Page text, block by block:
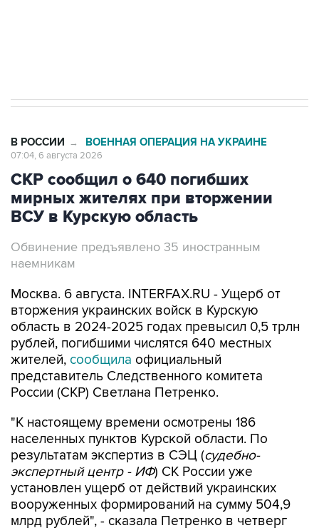
В РОССИИ → ВОЕННАЯ ОПЕРАЦИЯ НА УКРАИНЕ
07:04, 6 августа 2026
СКР сообщил о 640 погибших
мирных жителях при вторжении
ВСУ в Курскую область
Обвинение предъявлено 35 иностранным
наемникам
Москва. 6 августа. INTERFAX.RU - Ущерб от
вторжения украинских войск в Курскую
область в 2024-2025 годах превысил 0,5 трлн
рублей, погибшими числятся 640 местных
жителей, сообщила официальный
представитель Следственного комитета
России (СКР) Светлана Петренко.
"К настоящему времени осмотрены 186
населенных пунктов Курской области. По
результатам экспертиз в СЭЦ (судебно-
экспертный центр - ИФ) СК России уже
установлен ущерб от действий украинских
вооруженных формирований на сумму 504,9
млрд рублей", - сказала Петренко в четверг